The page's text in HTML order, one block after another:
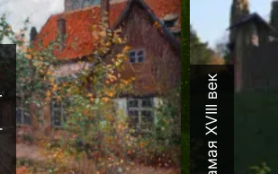
Каламая XVIII век